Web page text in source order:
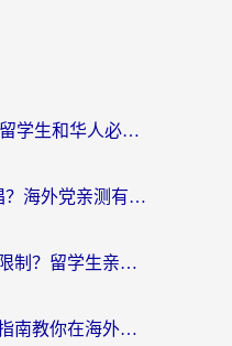
海外如何看CBA直播？留学生和华人必看的无卡顿观赛指南
国外全民k歌怎么用原唱？海外党亲测有效的回国加速解决方案
海外酷狗怎么绕过地域限制？留学生亲测有效的回国加速器选择指南
国外看中超总卡？这篇指南教你在海外流畅看体育赛事+中文解说（附避坑技巧）